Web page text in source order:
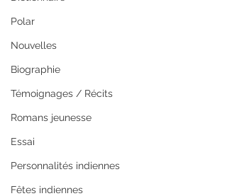
Polar
Nouvelles
Biographie
Témoignages / Récits
Romans jeunesse
Essai
Personnalités indiennes
Fêtes indiennes